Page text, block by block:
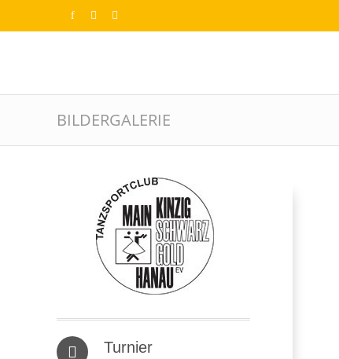
BILDERGALERIE
Turnier